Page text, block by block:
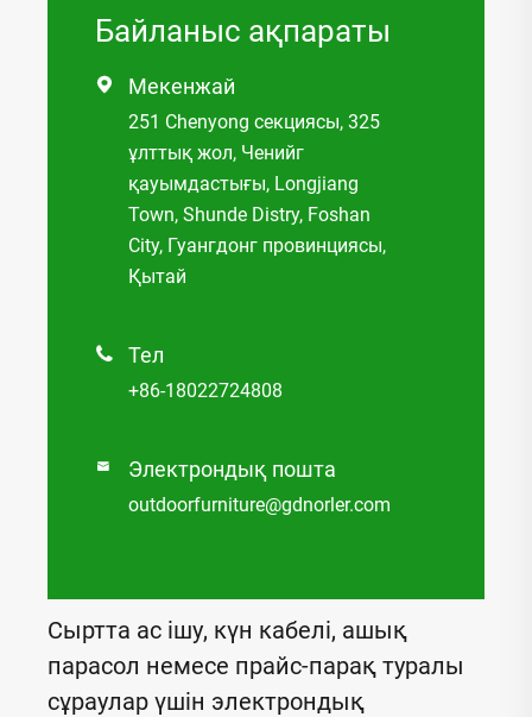
Байланыс ақпараты
 Мекенжай
251 Chenyong секциясы, 325
ұлттық жол, Ченийг
қауымдастығы, Longjiang
Town, Shunde Distry, Foshan
City, Гуангдонг провинциясы,
Қытай
 Тел
+86-18022724808
 Электрондық пошта
outdoorfurniture@gdnorler.com
Сыртта ас ішу, күн кабелі, ашық
парасол немесе прайс-парақ туралы
сұраулар үшін электрондық